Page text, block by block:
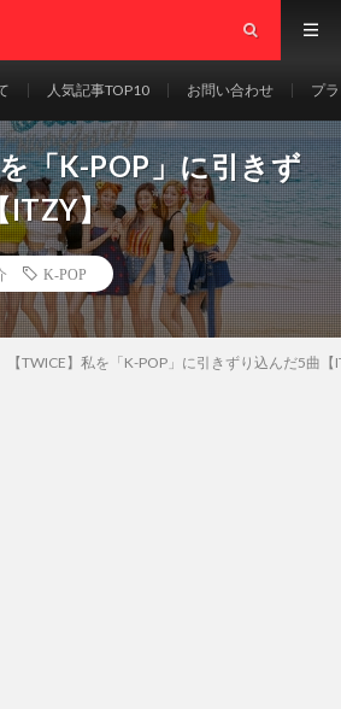
人気記事TOP10 お問い合わせ プ
「K-POP」に引きず
ITZY】
K-POP
【TWICE】私を「K-POP」に引きずり込んだ5曲【